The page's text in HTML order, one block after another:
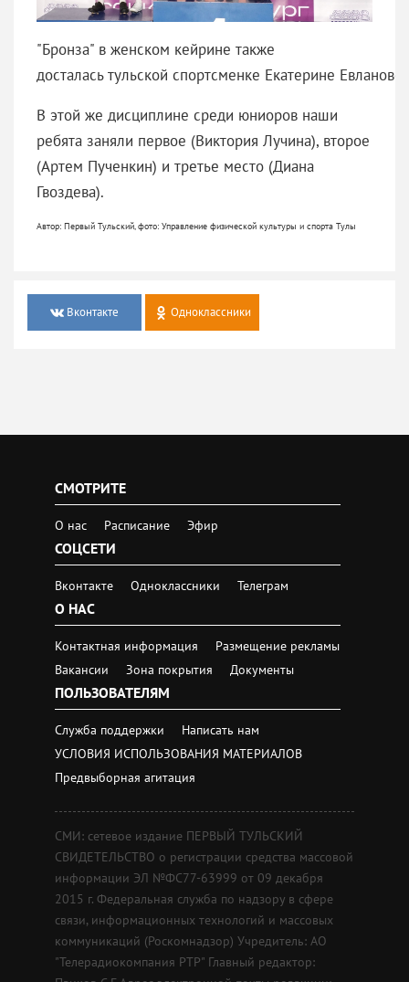
"Бронза" в женском кейрине также
досталась тульской спортсменке Екатерине
В этой же дисциплине среди юниоров наши
ребята заняли первое (Виктория Лучина), второе
(Артем Пученкин) и третье место (Диана
Гвоздева).
Автор: Первый Тульский, фото: Управление физической культуры и спорта Тулы
Вконтакте Одноклассники
СМОТРИТЕ
О нас Расписание Эфир
СОЦСЕТИ
Вконтакте Одноклассники Телеграм
О НАС
Контактная информация
Размещение рекламы
Вакансии
Зона покрытия Документы
ПОЛЬЗОВАТЕЛЯМ
Служба поддержки
Написать нам
УСЛОВИЯ ИСПОЛЬЗОВАНИЯ МАТЕРИАЛОВ
Предвыборная агитация
СМИ: сетевое издание ПЕРВЫЙ ТУЛЬСКИЙ
СВИДЕТЕЛЬСТВО о регистрации средства массовой
информации ЭЛ №ФС77-63999 от 09 декабря
2015 г. Федеральная служба по надзору в сфере
связи, информационных технологий и массовых
коммуникаций (Роскомнадзор) Учредитель: АО
"Телерадиокомпания РТР" Главный редактор: